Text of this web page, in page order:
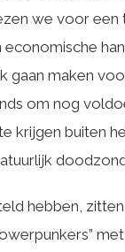
we voor een
economische
gaan maken
om nog
krijgen buiten
hebben,